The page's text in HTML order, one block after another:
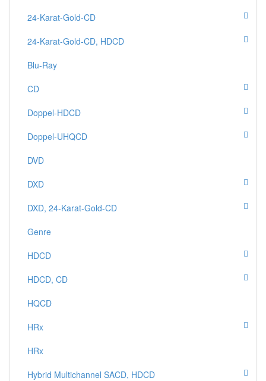
24-Karat-Gold-CD
24-Karat-Gold-CD, HDCD
Blu-Ray
CD
Doppel-HDCD
Doppel-UHQCD
DVD
DXD
DXD, 24-Karat-Gold-CD
Genre
HDCD
HDCD, CD
HQCD
HRx
HRx
Hybrid Multichannel SACD, HDCD